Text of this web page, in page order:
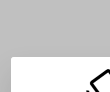
Type Fulfulde